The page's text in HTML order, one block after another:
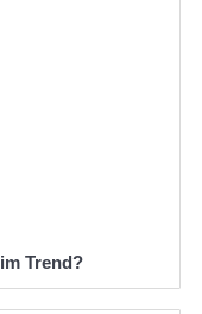
Trend?